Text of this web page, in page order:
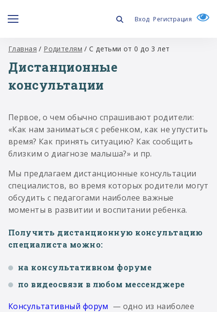
Вход Регистрация
Главная / Родителям / С детьми от 0 до 3 лет
Дистанционные
консультации
Первое, о чем обычно спрашивают родители:
«Как нам заниматься с ребенком, как не упустить
время? Как принять ситуацию? Как сообщить
близким о диагнозе малыша?» и пр.
Мы предлагаем дистанционные консультации
специалистов, во время которых родители могут
обсудить с педагогами наиболее важные
моменты в развитии и воспитании ребенка.
Получить дистанционную консультацию
специалиста можно:
на консультативном форуме
по видеосвязи в любом мессенджере
Консультативный форум — одно из наиболее